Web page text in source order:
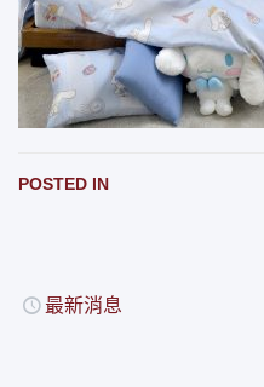
POSTED IN
最新消息